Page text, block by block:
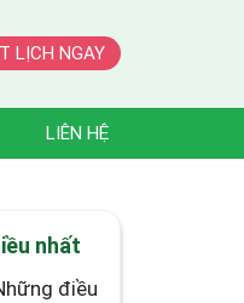
LỊCH NGAY
LIÊN HỆ
nhất